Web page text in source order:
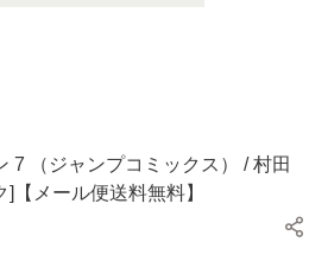
7 （ジャンプコミックス） / 村田
【メール便送料無料】